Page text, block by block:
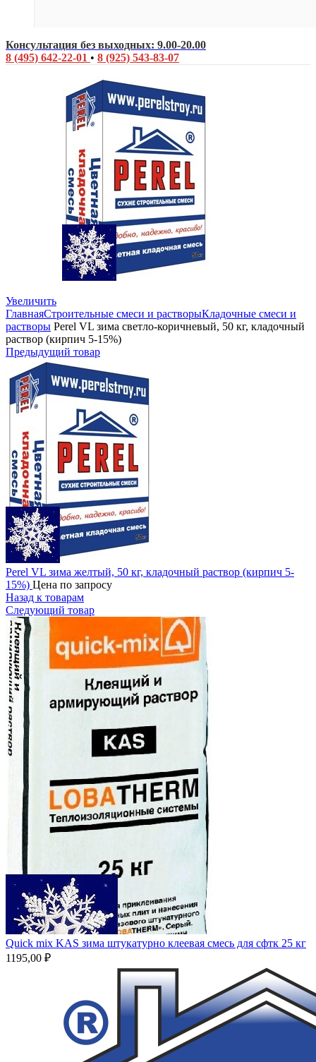
Консультация без выходных: 9.00-20.00
8 (495) 642-22-01 • 8 (925) 543-83-07
Увеличить
ГлавнаяСтроительные смеси и растворыКладочные смеси и
растворы Perel VL зима светло-коричневый, 50 кг, кладочный
раствор (кирпич 5-15%)
Предыдущий товар
Perel VL зима желтый, 50 кг, кладочный раствор (кирпич 5-
15%) Цена по запросу
Назад к товарам
Следующий товар
Quick mix KAS зима штукатурно клеевая смесь для сфтк 25 кг
1195,00 ₽